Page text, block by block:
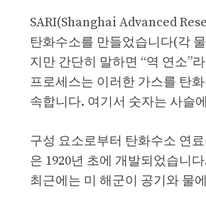
SARI(Shanghai Advanced
탄화수소를 만들었습니다(각
지만 간단히 말하면 “역 연소”
프로세스는 이러한 가스를 탄
속합니다. 여기서 숫자는 사슬
구성 요소로부터 탄화수소 연
은 1920년 초에 개발되었습니
최근에는 미 해군이 공기와 물